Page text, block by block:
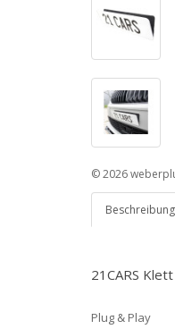
© 2026
Beschreibung
21CARS
Plug & Play